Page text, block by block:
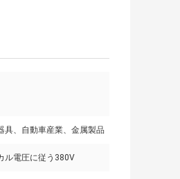
具、自動車産業、金属製品
ル電圧に従う380V